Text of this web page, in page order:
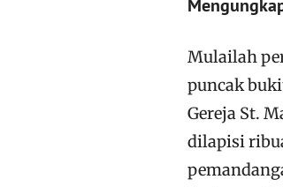
Mulailah
puncak
Gereja St.
dilapisi